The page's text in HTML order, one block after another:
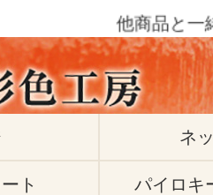
他商品と一緒
ネ
ト パイロキ